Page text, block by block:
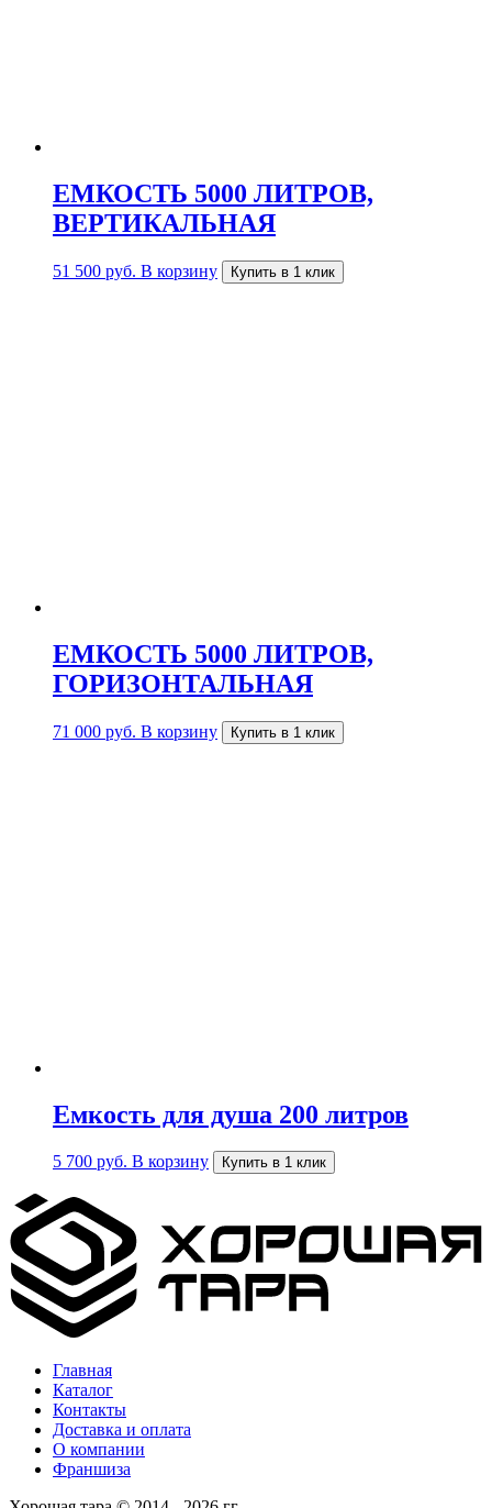
ЕМКОСТЬ 5000 ЛИТРОВ,
ВЕРТИКАЛЬНАЯ
51 500 руб. В корзину Купить в 1 клик
ЕМКОСТЬ 5000 ЛИТРОВ,
ГОРИЗОНТАЛЬНАЯ
71 000 руб. В корзину Купить в 1 клик
Емкость для душа 200 литров
5 700 руб. В корзину Купить в 1 клик
Главная
Каталог
Контакты
Доставка и оплата
О компании
Франшиза